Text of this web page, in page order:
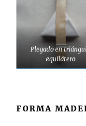
Plegado en
equilátero
FORMA